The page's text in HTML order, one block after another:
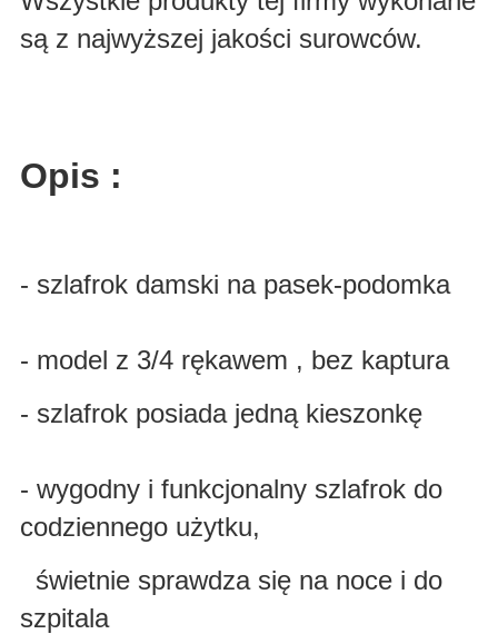
są z najwyższej jakości surowców.
Opis :
- szlafrok damski na pasek-podomka
- model z 3/4 rękawem , bez kaptura
- szlafrok posiada jedną kieszonkę
- wygodny i funkcjonalny szlafrok do
codziennego użytku,
świetnie sprawdza się na noce i do
szpitala